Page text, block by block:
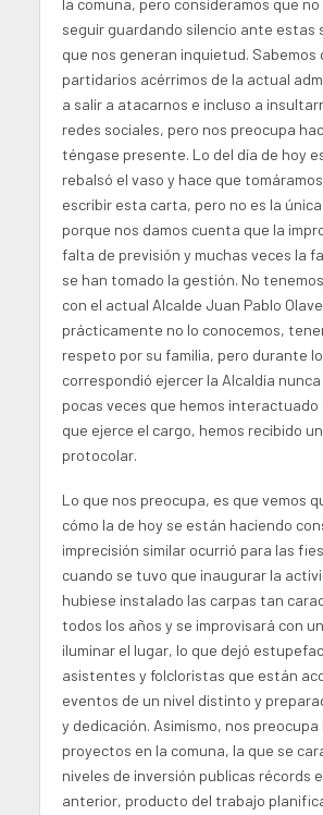
la comuna, pero consideramos que
seguir guardando silencio ante estas
que nos generan inquietud. Sabemos
partidarios acérrimos de la actual
a salir a atacarnos e incluso a
redes sociales, pero nos preocupa
téngase presente. Lo del día de hoy
rebalsó el vaso y hace que
escribir esta carta, pero no es la
porque nos damos cuenta que la
falta de previsión y muchas veces la
se han tomado la gestión. No
con el actual Alcalde Juan Pablo
prácticamente no lo conocemos,
respeto por su familia, pero durante
correspondió ejercer la Alcaldía nunca
pocas veces que hemos interactuado
que ejerce el cargo, hemos recibido
protocolar.
Lo que nos preocupa, es que vemos
cómo la de hoy se están haciendo
imprecisión similar ocurrió para las
cuando se tuvo que inaugurar la
hubiese instalado las carpas tan
todos los años y se improvisará con
iluminar el lugar, lo que dejó
asistentes y folcloristas que están
eventos de un nivel distinto y
y dedicación. Asimismo, nos
proyectos en la comuna, la que se
niveles de inversión publicas récords
anterior, producto del trabajo